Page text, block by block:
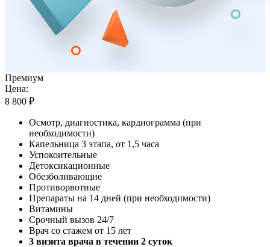
Премиум
Цена:
8 800 ₽
Осмотр, диагностика, кардиограмма (при
необходимости)
Капельница 3 этапа, от 1,5 часа
Успокоительные
Детоксикационные
Обезболивающие
Противорвотные
Препараты на 14 дней (при необходимости)
Витамины
Срочный вызов 24/7
Врач со стажем от 15 лет
3 визита врача в течении 2 суток